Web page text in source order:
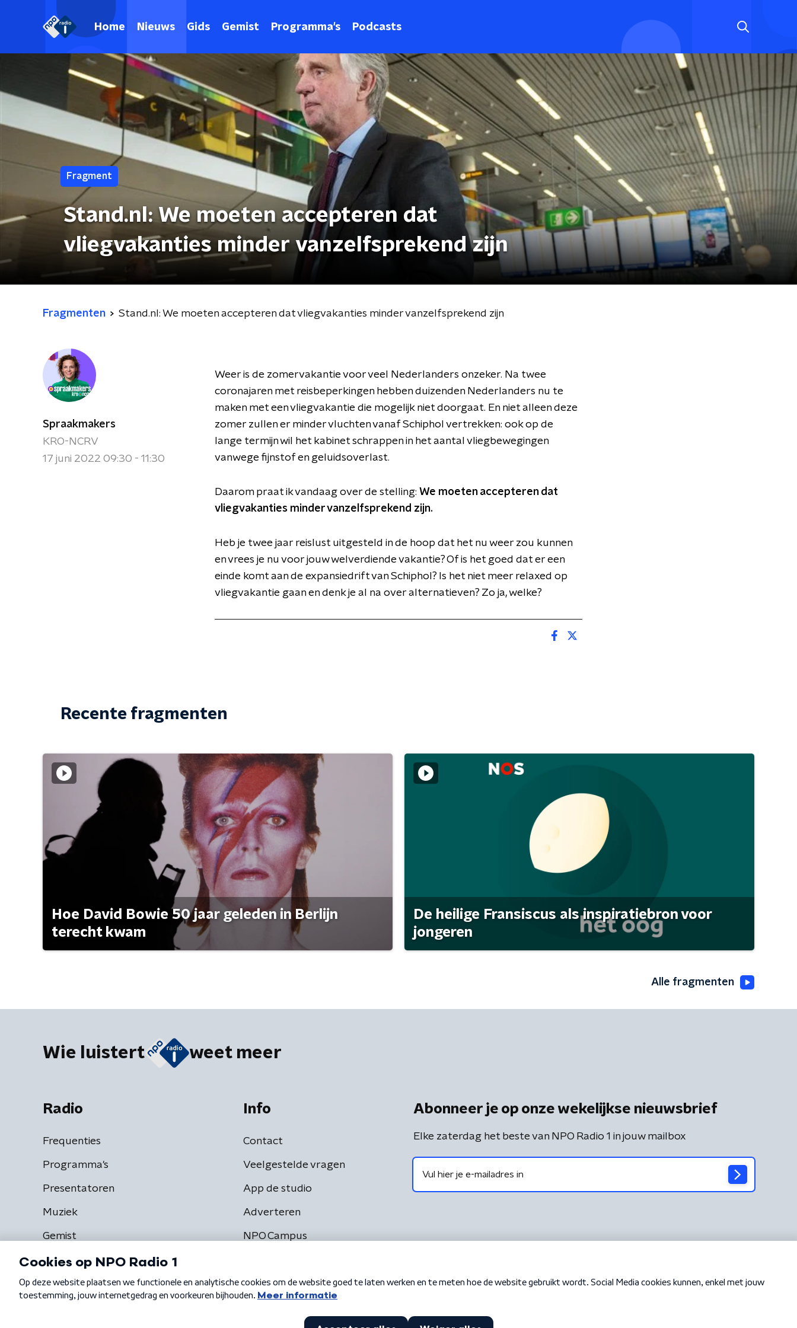
Home Nieuws Gids Gemist Programma's Podcasts
Fragment
Stand.nl: We moeten accepteren dat
vliegvakanties minder vanzelfsprekend zijn
Fragmenten Stand.nl: We moeten accepteren dat vliegvakanties minder vanzelfsprekend zijn
Spraakmakers
KRO-NCRV
17 juni 2022 09:30 - 11:30
Weer is de zomervakantie voor veel Nederlanders onzeker. Na twee
coronajaren met reisbeperkingen hebben duizenden Nederlanders nu te
maken met een vliegvakantie die mogelijk niet doorgaat. En niet alleen deze
zomer zullen er minder vluchten vanaf Schiphol vertrekken: ook op de
lange termijn wil het kabinet schrappen in het aantal vliegbewegingen
vanwege fijnstof en geluidsoverlast.
Daarom praat ik vandaag over de stelling: We moeten accepteren dat
vliegvakanties minder vanzelfsprekend zijn.
Heb je twee jaar reislust uitgesteld in de hoop dat het nu weer zou kunnen
en vrees je nu voor jouw welverdiende vakantie? Of is het goed dat er een
einde komt aan de expansiedrift van Schiphol? Is het niet meer relaxed op
vliegvakantie gaan en denk je al na over alternatieven? Zo ja, welke?
Recente fragmenten
Hoe David Bowie 50 jaar geleden in Berlijn
terecht kwam
De heilige Fransiscus als inspiratiebron voor
jongeren
Alle fragmenten
Wie luistert weet meer
Radio
Frequenties
Programma's
Presentatoren
Muziek
Gemist
Info
Contact
Veelgestelde vragen
App de studio
Adverteren
NPO Campus
Abonneer je op onze wekelijkse nieuwsbrief
Elke zaterdag het beste van NPO Radio 1 in jouw mailbox
Algemene voorwaarden Privacybeleid